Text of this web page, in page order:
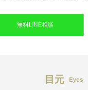
無料LINE相談
目元 Eyes